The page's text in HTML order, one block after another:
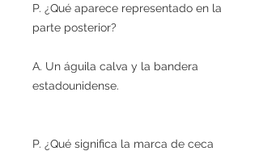
P. ¿Qué aparece representado en la
parte posterior?
A. Un águila calva y la bandera
estadounidense.
P. ¿Qué significa la marca de ceca